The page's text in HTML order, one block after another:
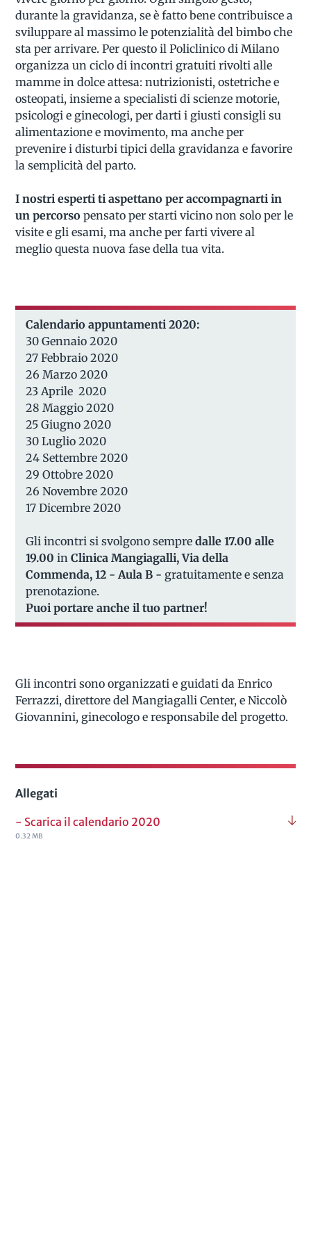
durante la gravidanza, se è fatto bene contribuisce a
sviluppare al massimo le potenzialità del bimbo che
sta per arrivare. Per questo il Policlinico di Milano
organizza un ciclo di incontri gratuiti rivolti alle
mamme in dolce attesa: nutrizionisti, ostetriche e
osteopati, insieme a specialisti di scienze motorie,
psicologi e ginecologi, per darti i giusti consigli su
alimentazione e movimento, ma anche per
prevenire i disturbi tipici della gravidanza e favorire
la semplicità del parto.
I nostri esperti ti aspettano per accompagnarti in
un percorso pensato per starti vicino non solo per le
visite e gli esami, ma anche per farti vivere al
meglio questa nuova fase della tua vita.
Calendario appuntamenti 2020:
30 Gennaio 2020
27 Febbraio 2020
26 Marzo 2020
23 Aprile 2020
28 Maggio 2020
25 Giugno 2020
30 Luglio 2020
24 Settembre 2020
29 Ottobre 2020
26 Novembre 2020
17 Dicembre 2020
Gli incontri si svolgono sempredalle 17.00 alle
19.00 inClinica Mangiagalli, Via della
Commenda, 12 - Aula B - gratuitamente e senza
prenotazione.
Puoi portare anche il tuo partner!
Gli incontri sono organizzati e guidati da Enrico
Ferrazzi, direttore del Mangiagalli Center, e Niccolò
Giovannini, ginecologo e responsabile del progetto.
Allegati
- Scarica il calendario 2020
0.32 MB